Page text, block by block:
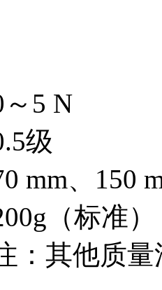
5 N
级
、150
（标准）
量滑块